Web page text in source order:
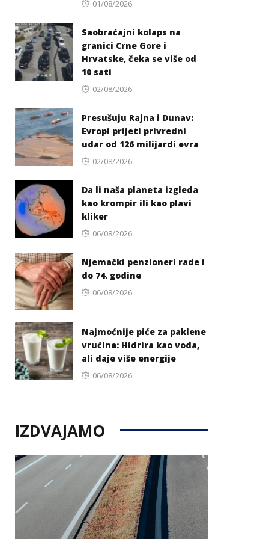
Posted
01/08/2026
Saobraćajni kolaps na
granici Crne Gore i
Hrvatske, čeka se više od
10 sati
Posted
02/08/2026
Presušuju Rajna i Dunav:
Evropi prijeti privredni
udar od 126 milijardi evra
Posted
02/08/2026
Da li naša planeta izgleda
kao krompir ili kao plavi
kliker
Posted
06/08/2026
Njemački penzioneri rade i
do 74. godine
Posted
06/08/2026
Najmoćnije piće za paklene
vrućine: Hidrira kao voda,
ali daje više energije
Posted
06/08/2026
IZDVAJAMO